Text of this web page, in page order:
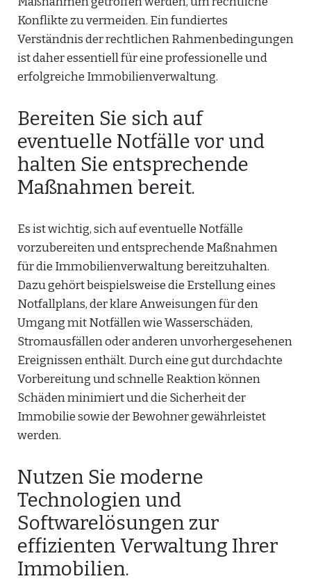
Konflikte zu vermeiden. Ein fundiertes
Verständnis der rechtlichen Rahmenbedingungen
ist daher essentiell für eine professionelle und
erfolgreiche Immobilienverwaltung.
Bereiten Sie sich auf
eventuelle Notfälle vor und
halten Sie entsprechende
Maßnahmen bereit.
Es ist wichtig, sich auf eventuelle Notfälle
vorzubereiten und entsprechende Maßnahmen
für die Immobilienverwaltung bereitzuhalten.
Dazu gehört beispielsweise die Erstellung eines
Notfallplans, der klare Anweisungen für den
Umgang mit Notfällen wie Wasserschäden,
Stromausfällen oder anderen unvorhergesehenen
Ereignissen enthält. Durch eine gut durchdachte
Vorbereitung und schnelle Reaktion können
Schäden minimiert und die Sicherheit der
Immobilie sowie der Bewohner gewährleistet
werden.
Nutzen Sie moderne
Technologien und
Softwarelösungen zur
effizienten Verwaltung Ihrer
Immobilien.